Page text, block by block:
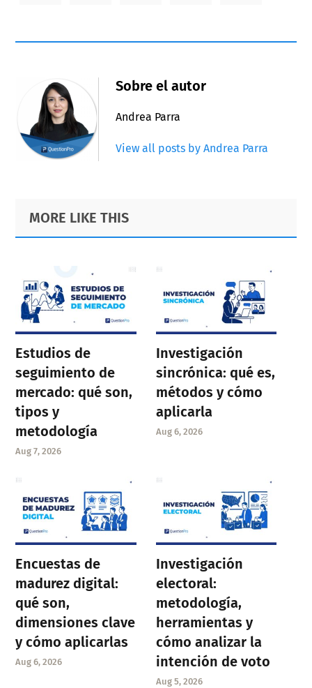
Sobre el autor
Andrea Parra
View all posts by Andrea Parra
Primary
Sidebar
Footer
MORE LIKE THIS
Estudios de
seguimiento de
mercado: qué son,
tipos y
metodología
Aug 7, 2026
Investigación
sincrónica: qué es,
métodos y cómo
aplicarla
Aug 6, 2026
Encuestas de
madurez digital:
qué son,
dimensiones clave
y cómo aplicarlas
Aug 6, 2026
Investigación
electoral:
metodología,
herramientas y
cómo analizar la
intención de voto
Aug 5, 2026